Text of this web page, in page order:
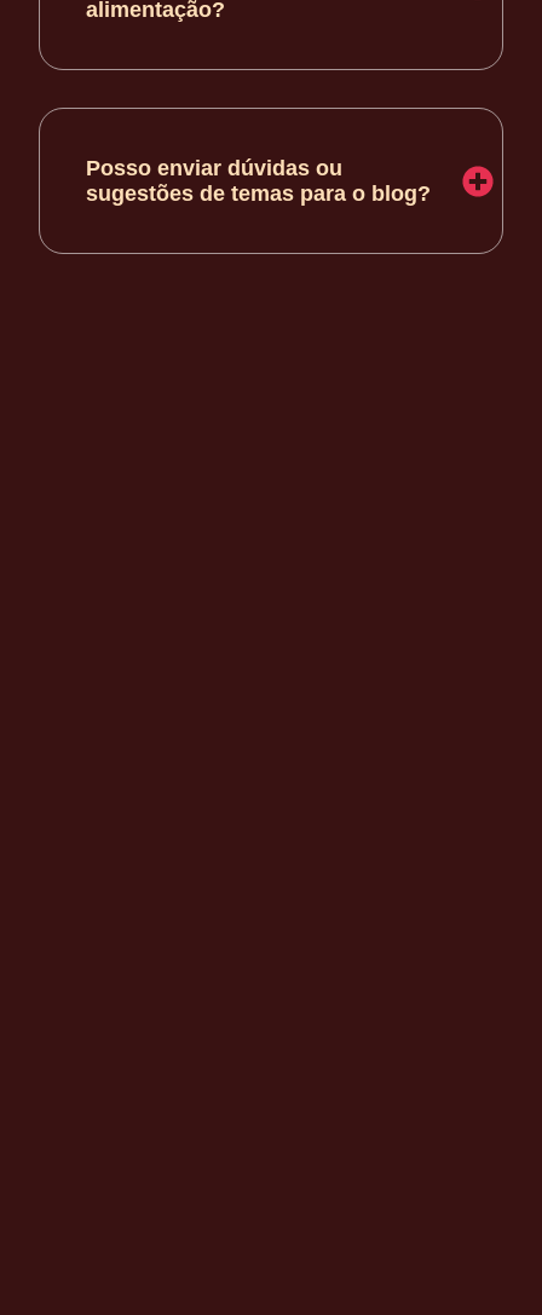
alimentação?
Posso enviar dúvidas ou
sugestões de temas para o blog?